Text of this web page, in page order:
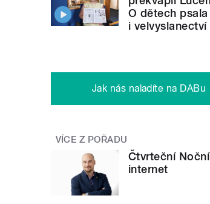
O dětech
i velvyslanectví
Jak nás naladíte na DABu
VÍCE Z POŘADU
Čtvrteční
internet